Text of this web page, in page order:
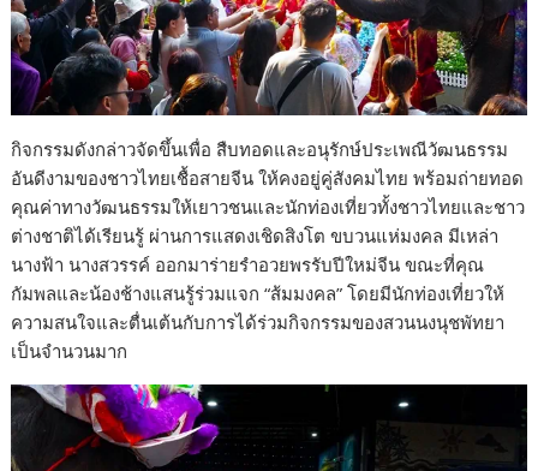
กิจกรรมดังกล่าวจัดขึ้นเพื่อ สืบทอดและอนุรักษ์ประเพณีวัฒนธรรม
อันดีงามของชาวไทยเชื้อสายจีน ให้คงอยู่คู่สังคมไทย พร้อมถ่ายทอด
คุณค่าทางวัฒนธรรมให้เยาวชนและนักท่องเที่ยวทั้งชาวไทยและชาว
ต่างชาติได้เรียนรู้ ผ่านการแสดงเชิดสิงโต ขบวนแห่มงคล มีเหล่า
นางฟ้า นางสวรรค์ ออกมาร่ายรำอวยพรรับปีใหม่จีน ขณะที่คุณ
กัมพลและน้องช้างแสนรู้ร่วมแจก “ส้มมงคล” โดยมีนักท่องเที่ยวให้
ความสนใจและตื่นเต้นกับการได้ร่วมกิจกรรมของสวนนงนุชพัทยา
เป็นจำนวนมาก